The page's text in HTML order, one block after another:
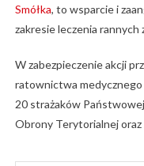
Smółka, to wsparcie i
zakresie leczenia
W zabezpieczenie akcji
ratownictwa medycznego
20 strażaków
Obrony Terytorialnej